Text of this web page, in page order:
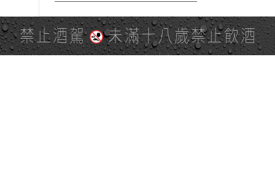
禁止酒駕 未滿十八歲禁止飲酒
PAGE TOP